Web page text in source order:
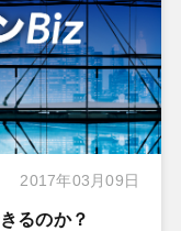
2017年03月09日
るのか？